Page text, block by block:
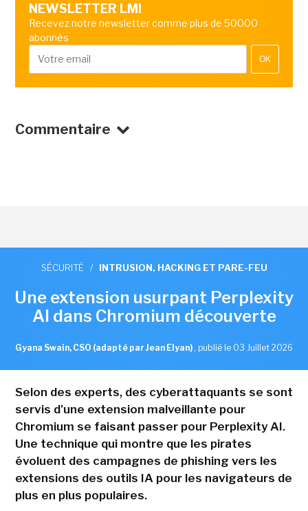
NEWSLETTER LMI
Recevez notre newsletter comme plus de 50000
abonnés
OK
Commentaire
SÉCURITÉ / INTRUSION, HACKING ET PARE-FEU
Une extension usurpant Perplexity
AI dans Chromium découverte
Gyana Swain, CSO (adapté par Jean Elyan) , publié le 03 Juillet 2026
Selon des experts, des cyberattaquants se sont
servis d'une extension malveillante pour
Chromium se faisant passer pour Perplexity AI.
Une technique qui montre que les pirates
évoluent des campagnes de phishing vers les
extensions des outils IA pour les navigateurs de
plus en plus populaires.